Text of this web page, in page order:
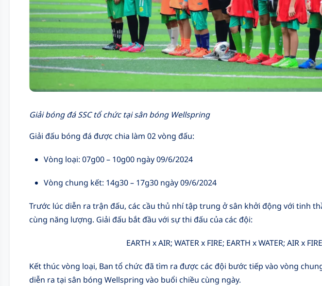
Giải bóng đá SSC tổ chức tại sân bóng Wellspring
Giải đấu bóng đá được chia làm 02 vòng đấu:
Vòng loại: 07g00 – 10g00 ngày 09/6/2024
Vòng chung kết: 14g30 – 17g30 ngày 09/6/2024
Trước lúc diễn ra trận đấu, các cầu thủ nhí tập trung ở sân khởi động với tinh
cùng năng lượng. Giải đấu bắt đầu với sự thi đấu của các đội:
EARTH x AIR; WATER x FIRE; EARTH x WATER; AIR x FIRE
Kết thúc vòng loại, Ban tổ chức đã tìm ra được các đội bước tiếp vào vòng
diễn ra tại sân bóng Wellspring vào buổi chiều cùng ngày.